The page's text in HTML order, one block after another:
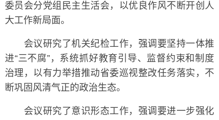
委员会分党组民主生活会，以优良作风不断开创人
大工作新局面。
会议研究了机关纪检工作，强调要坚持一体推
进“三不腐”，系统抓好教育引导、监督约束和制度
治理，以有力举措推动省委巡视整改任务落实，不
断巩固风清气正的政治生态。
会议研究了意识形态工作，强调要进一步强化